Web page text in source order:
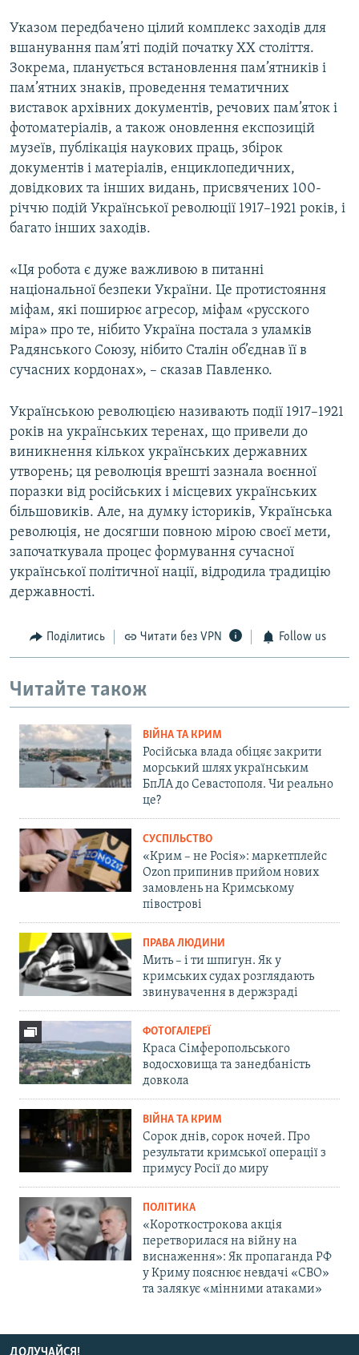
Указом передбачено цілий комплекс заходів для
вшанування пам’яті подій початку ХХ століття.
Зокрема, планується встановлення пам’ятників і
пам’ятних знаків, проведення тематичних
виставок архівних документів, речових пам’яток і
фотоматеріалів, а також оновлення експозицій
музеїв, публікація наукових праць, збірок
документів і матеріалів, енциклопедичних,
довідкових та інших видань, присвячених 100-
річчю подій Української революції 1917–1921 років, і
багато інших заходів.
«Ця робота є дуже важливою в питанні
національної безпеки України. Це протистояння
міфам, які поширює агресор, міфам «русского
міра» про те, нібито Україна постала з уламків
Радянського Союзу, нібито Сталін об’єднав її в
сучасних кордонах», – сказав Павленко.
Українською революцією називають події 1917–1921
років на українських теренах, що привели до
виникнення кількох українських державних
утворень; ця революція врешті зазнала воєнної
поразки від російських і місцевих українських
більшовиків. Але, на думку істориків, Українська
революція, не досягши повною мірою своєї мети,
започаткувала процес формування сучасної
української політичної нації, відродила традицію
державності.
Поділитись Читати без VPN Follow us
Читайте також
ВІЙНА ТА КРИМ
Російська влада обіцяє закрити
морський шлях українським
БпЛА до Севастополя. Чи реально
це?
СУСПІЛЬСТВО
«Крим – не Росія»: маркетплейс
Ozon припинив прийом нових
замовлень на Кримському
півострові
ПРАВА ЛЮДИНИ
Мить – і ти шпигун. Як у
кримських судах розглядають
звинувачення в держзраді
ФОТОГАЛЕРЕЇ
Краса Сімферопольського
водосховища та занедбаність
довкола
ВІЙНА ТА КРИМ
Сорок днів, сорок ночей. Про
результати кримської операції з
примусу Росії до миру
ПОЛІТИКА
«Короткострокова акція
перетворилася на війну на
виснаження»: Як пропаганда РФ
у Криму пояснює невдачі «СВО»
та залякує «мінними атаками»